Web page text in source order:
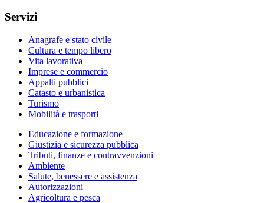
Servizi
Anagrafe e stato civile
Cultura e tempo libero
Vita lavorativa
Imprese e commercio
Appalti pubblici
Catasto e urbanistica
Turismo
Mobilità e trasporti
Educazione e formazione
Giustizia e sicurezza pubblica
Tributi, finanze e contravvenzioni
Ambiente
Salute, benessere e assistenza
Autorizzazioni
Agricoltura e pesca